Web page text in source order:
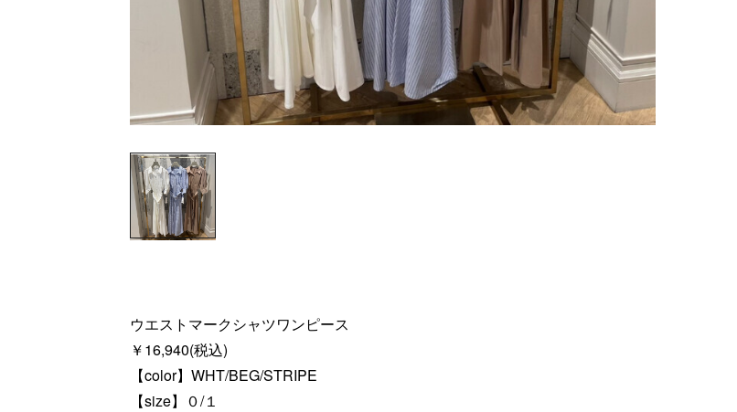
ウエストマークシャツワンピース
￥16,940(税込)
【color】WHT/BEG/STRIPE
【size】０/１